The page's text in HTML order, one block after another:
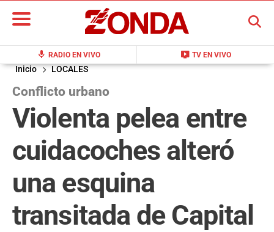
mic RADIO EN VIVO live_tv TV EN VIVO
BUSCAR
Inicio LOCALES
Conflicto urbano
Violenta pelea entre
cuidacoches alteró
una esquina
transitada de Capital